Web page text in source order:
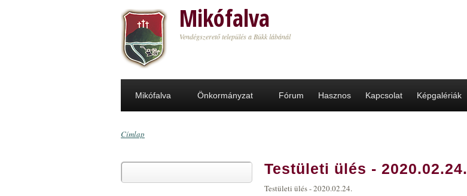
Mikófalva
Vendégszerető település a Bükk lábánál
Mikófalva Önkormányzat Fórum Hasznos Kapcsolat Képgalériák
Címlap
Keresés Testületi ülés - 2020.02.24.
Testületi ülés - 2020.02.24.